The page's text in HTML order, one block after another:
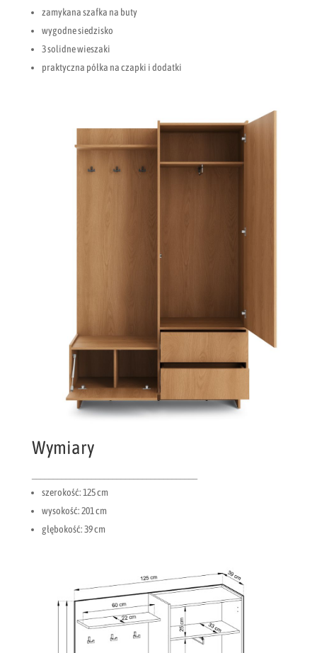
zamykana szafka na buty
wygodne siedzisko
3 solidne wieszaki
praktyczna półka na czapki i dodatki
Wymiary
szerokość: 125 cm
wysokość: 201 cm
głębokość: 39 cm